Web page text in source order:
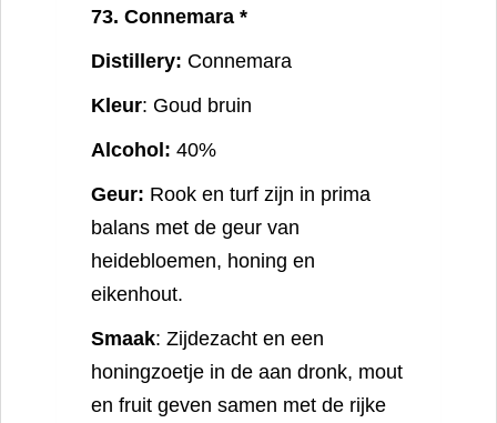
73. Connemara *
Distillery: Connemara
Kleur: Goud bruin
Alcohol: 40%
Geur: Rook en turf zijn in prima
balans met de geur van
heidebloemen, honing en
eikenhout.
Smaak: Zijdezacht en een
honingzoetje in de aan dronk, mout
en fruit geven samen met de rijke